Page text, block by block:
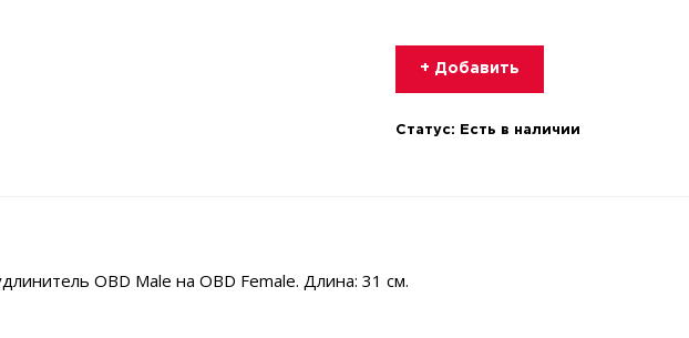
+ Добавить
Статус: Есть в наличии
OBD Male на OBD Female. Длина: 31 см.